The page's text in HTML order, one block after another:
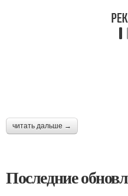
читать дальше →
Последние